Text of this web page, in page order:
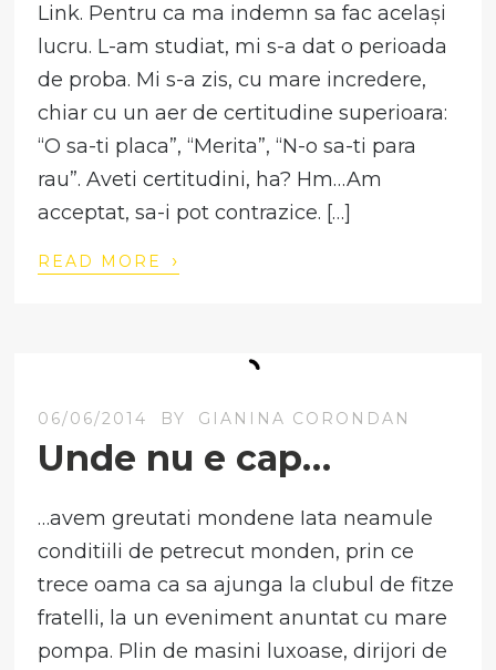
Link. Pentru ca ma indemn sa fac același
lucru. L-am studiat, mi s-a dat o perioada
de proba. Mi s-a zis, cu mare incredere,
chiar cu un aer de certitudine superioara:
“O sa-ti placa”, “Merita”, “N-o sa-ti para
rau”. Aveti certitudini, ha? Hm…Am
acceptat, sa-i pot contrazice. […]
READ MORE ›
06/06/2014 BY GIANINA CORONDAN
Unde nu e cap…
…avem greutati mondene Iata neamule
conditiili de petrecut monden, prin ce
trece oama ca sa ajunga la clubul de fitze
fratelli, la un eveniment anuntat cu mare
pompa. Plin de masini luxoase, dirijori de